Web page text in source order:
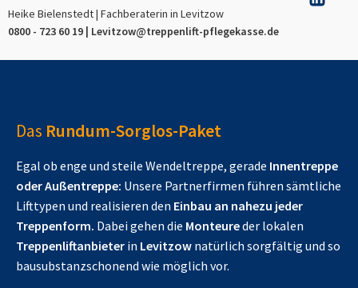
Heike Bielenstedt | Fachberaterin in Levitzow
0800 - 723 60 19 | Levitzow@treppenlift-pflegekasse.de
Das Rundum-Sorglos-Paket
Egal ob enge und steile Wendeltreppe, gerade Innentreppe
oder Außentreppe: Unsere Partnerfirmen führen sämtliche
Lifttypen und realisieren den Einbau an nahezu jeder
Treppenform. Dabei gehen die Monteureder lokalen
Treppenliftanbieter in Levitzow natürlich sorgfältig und so
bausubstanzschonend wie möglich vor.